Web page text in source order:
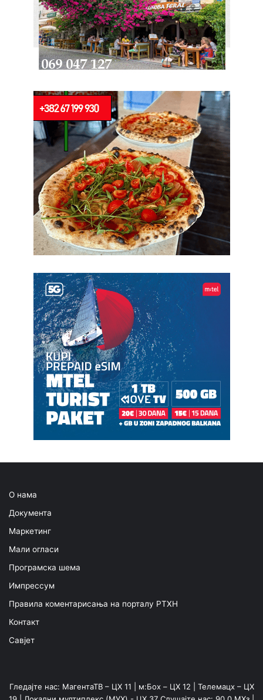
О нама
Документа
Маркетинг
Мали огласи
Програмска шема
Импрессум
Правила коментарисања на порталу РТХН
Контакт
Савјет
Гледајте нас: МагентаТВ – ЦХ 11 | м:Боx – ЦХ 12 | Телемацх – ЦХ